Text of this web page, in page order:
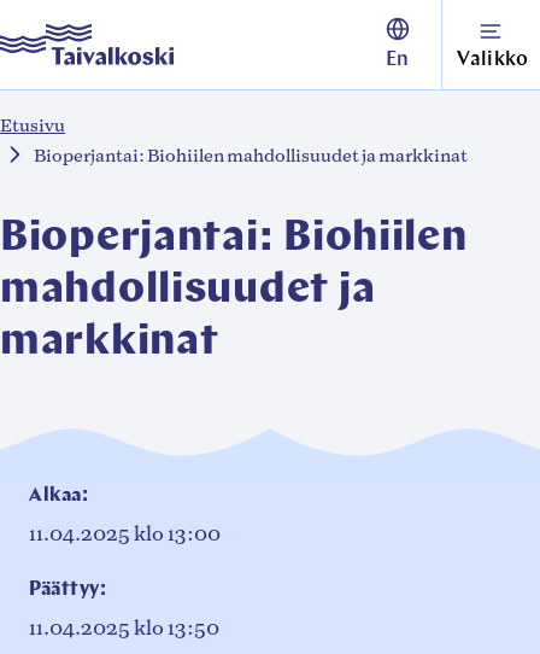
Siirry
suoraan
↓
Taivalkoski
En Valikko
Etusivu
Bioperjantai: Biohiilen mahdollisuudet ja markkinat
Bioperjantai: Biohiilen
mahdollisuudet ja
markkinat
Alkaa:
11.04.2025klo 13:00
Päättyy:
11.04.2025klo 13:50